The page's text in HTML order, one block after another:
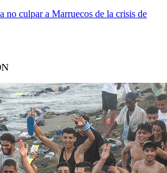
no culpar a Marruecos de la crisis de